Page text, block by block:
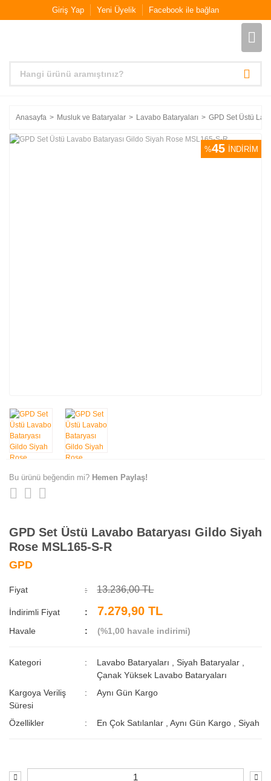
Giriş Yap Yeni Üyelik Facebook ile bağlan
Anasayfa Musluk ve Bataryalar Lavabo Bataryaları GPD Set Üstü
%45 İNDİRİM
Bu ürünü beğendin mi? Hemen Paylaş!
GPD Set Üstü Lavabo Bataryası Gildo Siyah
Rose MSL165-S-R
GPD
Fiyat 13.236,00 TL
İndirimli Fiyat 7.279,90 TL
Havale (%1,00 havale indirimi)
Kategori Lavabo Bataryaları ,Siyah Bataryalar
Çanak Yüksek Lavabo Bataryaları
Kargoya Veriliş
Süresi
Aynı Gün Kargo
Özellikler En Çok Satılanlar ,Aynı Gün Kargo ,Siyah